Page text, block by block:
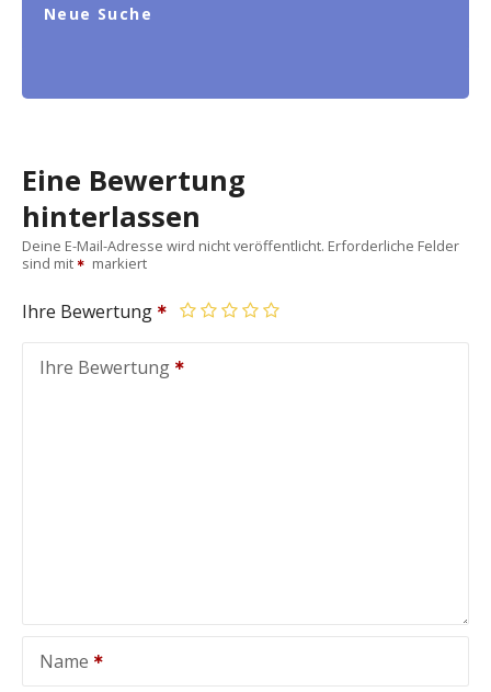
Neue Suche
Eine Bewertung
hinterlassen
Deine E-Mail-Adresse wird nicht veröffentlicht. Erforderliche Felder
sind mit
markiert
Ihre Bewertung
Ihre Bewertung
Name